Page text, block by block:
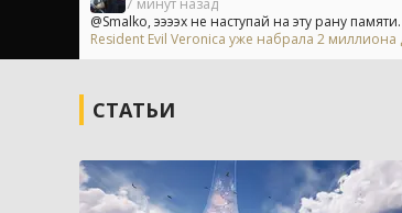
7 минут назад
@Smalko, ээээх не наступай на эту рану
Resident Evil Veronica уже набрала 2
СТАТЬИ